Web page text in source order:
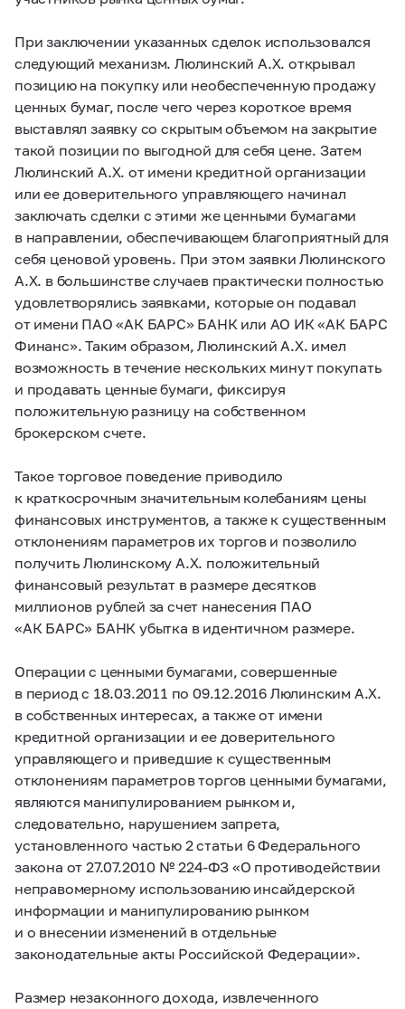
При заключении указанных сделок использовался
следующий механизм. Люлинский А.Х. открывал
позицию на покупку или необеспеченную продажу
ценных бумаг, после чего через короткое время
выставлял заявку со скрытым объемом на закрытие
такой позиции по выгодной для себя цене. Затем
Люлинский А.Х. от имени кредитной организации
или ее доверительного управляющего начинал
заключать сделки с этими же ценными бумагами
в направлении, обеспечивающем благоприятный для
себя ценовой уровень. При этом заявки Люлинского
А.Х. в большинстве случаев практически полностью
удовлетворялись заявками, которые он подавал
от имени ПАО «АК БАРС» БАНК или АО ИК «АК БАРС
Финанс». Таким образом, Люлинский А.Х. имел
возможность в течение нескольких минут покупать
и продавать ценные бумаги, фиксируя
положительную разницу на собственном
брокерском счете.
Такое торговое поведение приводило
к краткосрочным значительным колебаниям цены
финансовых инструментов, а также к существенным
отклонениям параметров их торгов и позволило
получить Люлинскому А.Х. положительный
финансовый результат в размере десятков
миллионов рублей за счет нанесения ПАО
«АК БАРС» БАНК убытка в идентичном размере.
Операции с ценными бумагами, совершенные
в период с 18.03.2011 по 09.12.2016 Люлинским А.Х.
в собственных интересах, а также от имени
кредитной организации и ее доверительного
управляющего и приведшие к существенным
отклонениям параметров торгов ценными бумагами,
являются манипулированием рынком и,
следовательно, нарушением запрета,
установленного частью 2 статьи 6 Федерального
закона от 27.07.2010 №224-ФЗ «О противодействии
неправомерному использованию инсайдерской
информации и манипулированию рынком
и о внесении изменений в отдельные
законодательные акты Российской Федерации».
Размер незаконного дохода, извлеченного